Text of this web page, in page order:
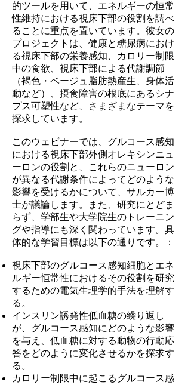
的ツールを用いて、エネルギーの恒常
性維持における視床下部の役割を調べ
ることに重点を置いています。彼女の
プロジェクトは、健康と糖尿病におけ
る視床下部の栄養感知、カロリー制限
中の食欲、視床下部による代謝調節
（褐色・ベージュ脂肪熱産生、身体活
動など）、摂食障害の根底にあるシナ
プス可塑性など、さまざまなテーマを
探求しています。
このウェビナーでは、グルコース感知
における視床下部外側オレキシンニュ
ーロンの役割と、これらのニューロン
が異なる代謝条件によってどのような
影響を受けるかについて、サルカー博
士が議論します。また、研究にとどま
らず、学部生や大学院生のトレーニン
グや指導にも深く関わっています。具
体的な学習目標は以下の通りです。：
視床下部のグルコース感知細胞とエネ
ルギー恒常性におけるその役割を研究
するための電気生理学的手法を理解す
る。
インスリン誘発性低血糖の繰り返し
が、グルコース感知にどのような影響
を与え、低血糖に対する動物の行動応
答をどのように変化させるかを探求す
る。
カロリー制限中に起こるグルコース感